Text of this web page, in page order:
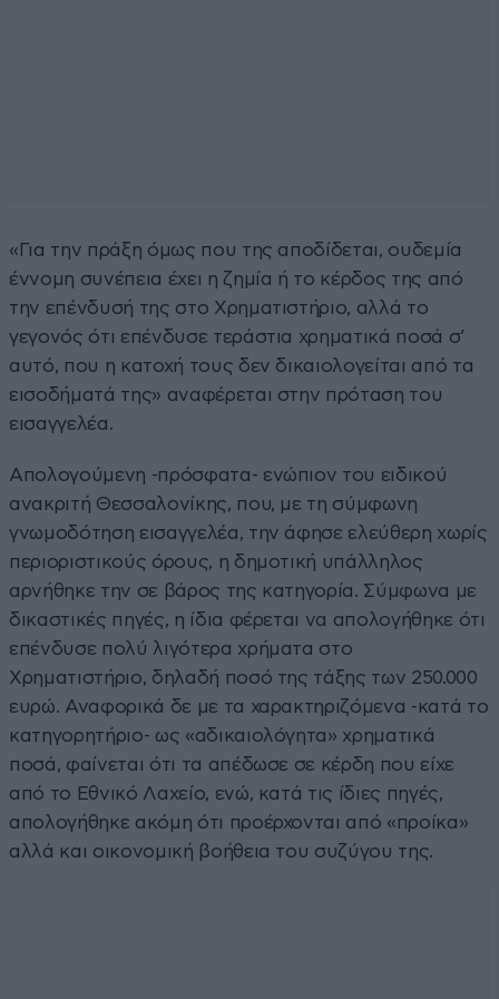
«Για την πράξη όμως που της αποδίδεται, ουδεμία
έννομη συνέπεια έχει η ζημία ή το κέρδος της από
την επένδυσή της στο Χρηματιστήριο, αλλά το
γεγονός ότι επένδυσε τεράστια χρηματικά ποσά σ’
αυτό, που η κατοχή τους δεν δικαιολογείται από τα
εισοδήματά της» αναφέρεται στην πρόταση του
εισαγγελέα.
Απολογούμενη -πρόσφατα- ενώπιον του ειδικού
ανακριτή Θεσσαλονίκης, που, με τη σύμφωνη
γνωμοδότηση εισαγγελέα, την άφησε ελεύθερη χωρίς
περιοριστικούς όρους, η δημοτική υπάλληλος
αρνήθηκε την σε βάρος της κατηγορία. Σύμφωνα με
δικαστικές πηγές, η ίδια φέρεται να απολογήθηκε ότι
επένδυσε πολύ λιγότερα χρήματα στο
Χρηματιστήριο, δηλαδή ποσό της τάξης των 250.000
ευρώ. Αναφορικά δε με τα χαρακτηριζόμενα -κατά το
κατηγορητήριο- ως «αδικαιολόγητα» χρηματικά
ποσά, φαίνεται ότι τα απέδωσε σε κέρδη που είχε
από το Εθνικό Λαχείο, ενώ, κατά τις ίδιες πηγές,
απολογήθηκε ακόμη ότι προέρχονται από «προίκα»
αλλά και οικονομική βοήθεια του συζύγου της.